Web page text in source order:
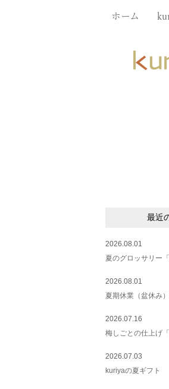
ホーム
最近
2026.08.01
夏のグロッサリー
2026.08.01
夏期休業（盆休み
2026.07.16
梅しごとの仕上げ「
2026.07.03
kuriyaの夏ギフト